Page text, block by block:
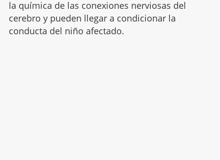
la química de las conexiones nerviosas del
cerebro y pueden llegar a condicionar la
conducta del niño afectado.